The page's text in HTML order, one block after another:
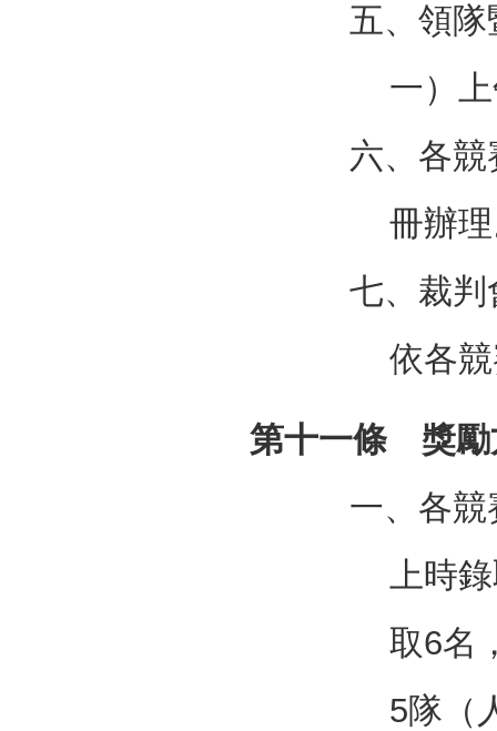
五、領隊
一）
六、各
冊辦
七、裁
依各
第十一條 獎勵
一、各
上時
取6名
5隊（